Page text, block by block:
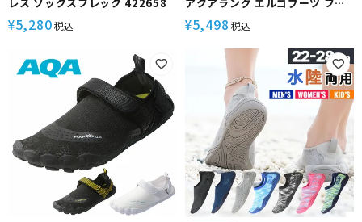
¥5,280税込
スナー付き 5mm ダイビング ブ
ーツ 22 23 24 25 26 27 28 29
cm 対応
¥5,498 税込